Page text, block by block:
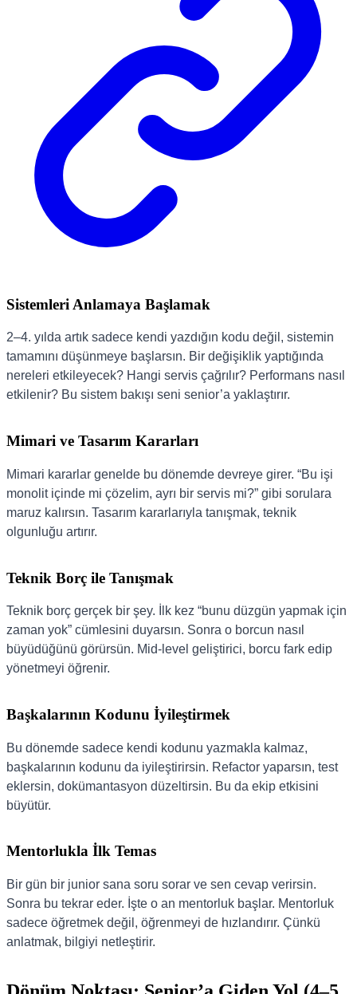
Sistemleri Anlamaya Başlamak
2–4. yılda artık sadece kendi yazdığın kodu değil, sistemin
tamamını düşünmeye başlarsın. Bir değişiklik yaptığında
nereleri etkileyecek? Hangi servis çağrılır? Performans nasıl
etkilenir? Bu sistem bakışı seni senior’a yaklaştırır.
Mimari ve Tasarım Kararları
Mimari kararlar genelde bu dönemde devreye girer. “Bu işi
monolit içinde mi çözelim, ayrı bir servis mi?” gibi sorulara
maruz kalırsın. Tasarım kararlarıyla tanışmak, teknik
olgunluğu artırır.
Teknik Borç ile Tanışmak
Teknik borç gerçek bir şey. İlk kez “bunu düzgün yapmak için
zaman yok” cümlesini duyarsın. Sonra o borcun nasıl
büyüdüğünü görürsün. Mid-level geliştirici, borcu fark edip
yönetmeyi öğrenir.
Başkalarının Kodunu İyileştirmek
Bu dönemde sadece kendi kodunu yazmakla kalmaz,
başkalarının kodunu da iyileştirirsin. Refactor yaparsın, test
eklersin, dokümantasyon düzeltirsin. Bu da ekip etkisini
büyütür.
Mentorlukla İlk Temas
Bir gün bir junior sana soru sorar ve sen cevap verirsin.
Sonra bu tekrar eder. İşte o an mentorluk başlar. Mentorluk
sadece öğretmek değil, öğrenmeyi de hızlandırır. Çünkü
anlatmak, bilgiyi netleştirir.